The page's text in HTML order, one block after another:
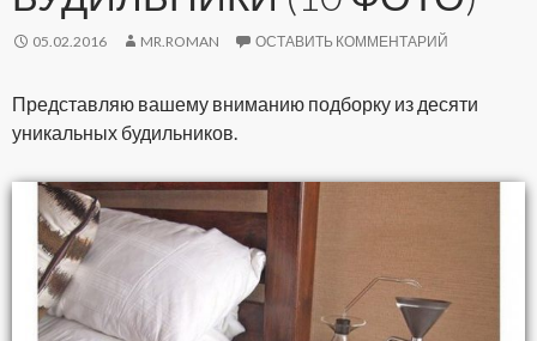
05.02.2016 MR.ROMAN ОСТАВИТЬ КОММЕНТАРИЙ
Представляю вашему вниманию подборку из десяти
уникальных будильников.